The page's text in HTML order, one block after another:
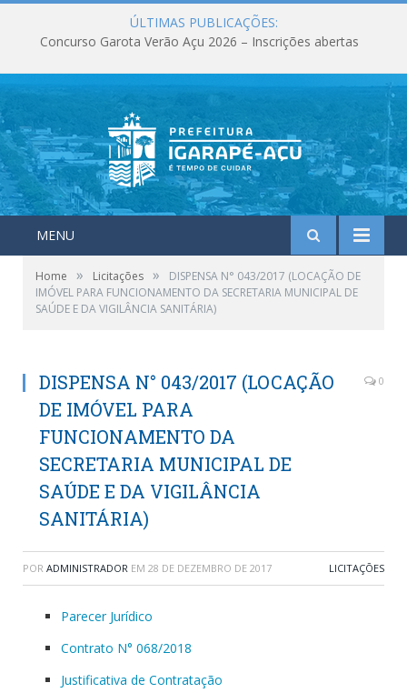
ÚLTIMAS PUBLICAÇÕES:
Concurso Garota Verão Açu 2026 – Inscrições abertas
MENU
Home » Licitações »
DISPENSA N° 043/2017 (LOCAÇÃO DE
IMÓVEL PARA FUNCIONAMENTO DA SECRETARIA MUNICIPAL DE
SAÚDE E DA VIGILÂNCIA SANITÁRIA)
DISPENSA N° 043/2017 (LOCAÇÃO
DE IMÓVEL PARA
FUNCIONAMENTO DA
SECRETARIA MUNICIPAL DE
SAÚDE E DA VIGILÂNCIA
SANITÁRIA)
0
POR ADMINISTRADOR EM 28 DE DEZEMBRO DE 2017 LICITAÇÕES
Parecer Jurídico
Contrato N° 068/2018
Justificativa de Contratação